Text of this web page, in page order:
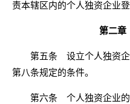
责本辖区内的个人独资企业登
第二
第五条 设立个人独资企
第八条规定的条件。
第六条 个人独资企业的